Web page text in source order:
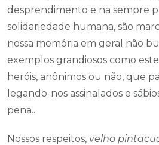
desprendimento e na sempre
solidariedade humana, são
nossa memória em geral não
exemplos grandiosos como
heróis, anônimos ou não, que
legando-nos assinalados e
pena...
Nossos respeitos, velho